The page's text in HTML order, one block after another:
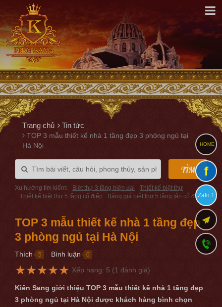
Trang chủ Tin tức
TOP 3 mẫu thiết kế nhà 1 tầng đẹp 3 phòng ngủ tại
Hà Nội
TÌM
Xu hướng tìm kiếm: Biệt thự 3 tầng hiện đại
Thiết kế biệt thự
Thiết kế biệt thự 5 tầng cổ điển
Bảng giá biệt thự 5 tầng tân cổ điển
TOP 3 mẫu thiết kế nhà 1 tầng đẹp
3 phòng ngủ tại Hà Nội
Thích 5 Bình luận 0
★★★★★ Xếp hạng: 5 (1 đánh giá)
Kiến Sang giới thiệu TOP 3 mẫu thiết kế nhà 1 tầng đẹp
3 phòng ngủ tại Hà Nội được khách hàng bình chọn
HOME
f
Zalo 1